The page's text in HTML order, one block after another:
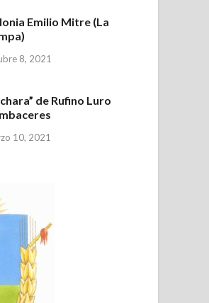
Emilio Mitre (La
8, 2021
chara” de Rufino Luro
10, 2021